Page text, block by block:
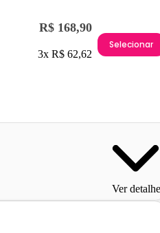
R$ 168,90
3x R$ 62,62
Selecionar
Ver